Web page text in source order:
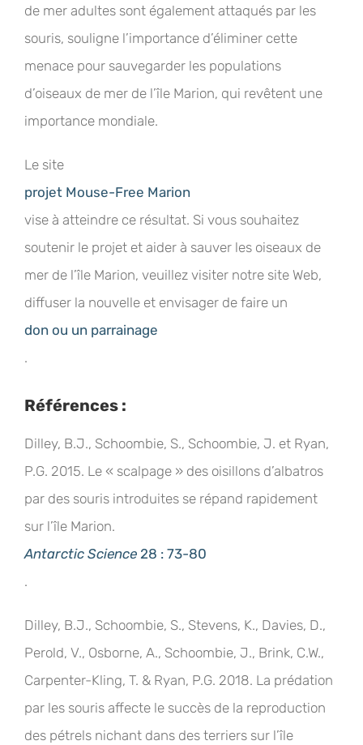
de mer adultes sont également attaqués par les
souris, souligne l’importance d’éliminer cette
menace pour sauvegarder les populations
d’oiseaux de mer de l’île Marion, qui revêtent une
importance mondiale.
Le site
projet Mouse-Free Marion
vise à atteindre ce résultat. Si vous souhaitez
soutenir le projet et aider à sauver les oiseaux de
mer de l’île Marion, veuillez visiter notre site Web,
diffuser la nouvelle et envisager de faire un
don ou un parrainage
.
Références :
Dilley, B.J., Schoombie, S., Schoombie, J. et Ryan,
P.G. 2015. Le « scalpage » des oisillons d’albatros
par des souris introduites se répand rapidement
sur l’île Marion.
Antarctic Science 28 : 73-80
.
Dilley, B.J., Schoombie, S., Stevens, K., Davies, D.,
Perold, V., Osborne, A., Schoombie, J., Brink, C.W.,
Carpenter-Kling, T. & Ryan, P.G. 2018. La prédation
par les souris affecte le succès de la reproduction
des pétrels nichant dans des terriers sur l’île